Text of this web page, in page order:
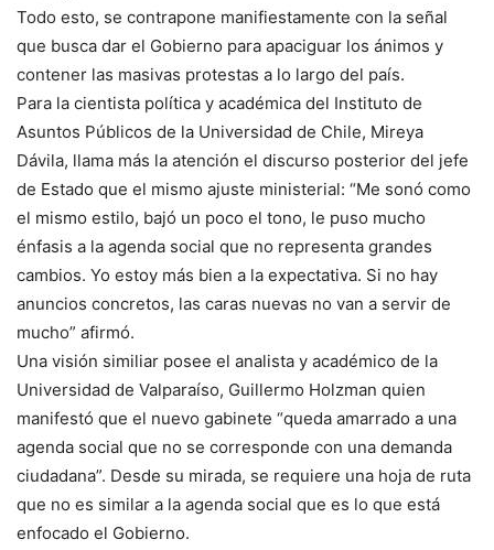
Todo esto, se contrapone manifiestamente con la señal
que busca dar el Gobierno para apaciguar los ánimos y
contener las masivas protestas a lo largo del país.
Para la cientista política y académica del Instituto de
Asuntos Públicos de la Universidad de Chile, Mireya
Dávila, llama más la atención el discurso posterior del jefe
de Estado que el mismo ajuste ministerial: “Me sonó como
el mismo estilo, bajó un poco el tono, le puso mucho
énfasis a la agenda social que no representa grandes
cambios. Yo estoy más bien a la expectativa. Si no hay
anuncios concretos, las caras nuevas no van a servir de
mucho” afirmó.
Una visión similiar posee el analista y académico de la
Universidad de Valparaíso, Guillermo Holzman quien
manifestó que el nuevo gabinete “queda amarrado a una
agenda social que no se corresponde con una demanda
ciudadana”. Desde su mirada, se requiere una hoja de ruta
que no es similar a la agenda social que es lo que está
enfocado el Gobierno.